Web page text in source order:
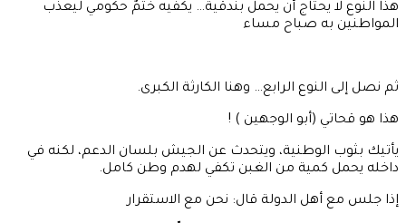
هذا النوع لا يحتاج أن يحمل بندقية… يكفيه ختمٌ حكومي ليعذب
المواطنين به صباح مساء
ثم نصل إلى النوع الرابع… وهنا الكارثة الكبرى.
هذا هو قحاتي (أبو الوجهين ) !
يأتيك بثوب الوطنية، ويتحدث عن الجيش بلسان الدعم، لكنه في
داخله يحمل كمية من الغبن تكفي لهدم وطن كامل.
إذا جلس مع أهل الدولة قال: نحن مع الاستقرار